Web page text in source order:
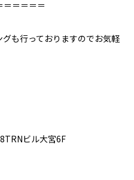
＝＝＝＝＝⁣
も行っておりますのでお気軽
ビル大宮6F⁣